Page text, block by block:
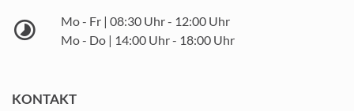
Mo - Fr | 08:30 Uhr - 12:00 Uhr
Mo - Do | 14:00 Uhr - 18:00 Uhr
KONTAKT